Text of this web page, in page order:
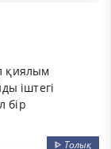
қиялым
іштегі
бір
ᐈ Толық